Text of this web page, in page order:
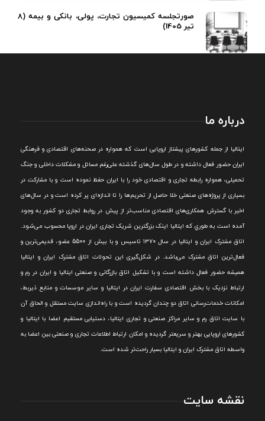
صورتجلسه کمیسیون تجارت، پولی، بانکی و بیمه (8
تیر 1405)
درباره ما
ايتاليا از جمله کشورهای پيشتاز اروپایی است که همواره در صحنه‌های اقتصادی و فرهنگی
ايران حضور فعال داشته و در طول سال‌های گذشته علی‌رغم مسائل و مشکلات داخلی و جنگ
تحميلی، همواره رابطه تجاری و اقتصادی خود را با ايران حفظ نموده است و با مشارکت در
بسياری از پروژه‌های صنعتی خلا حاصل از تحريم‌ها را تا اندازه‌ای پر کرده است و در سال‌های
اخير با گسترش همکاری‌های اقتصادی مناسب‌تر از پيش در روابط تجاری دو کشور به وجود
آمده است به طوري که ايتاليا اينک بزرگترين شريک تجاری ايران در اروپا محسوب می‌شود.
اتاق مشترک ایران و ایتالیا در سال ۱۳۷۰ تاسیس و با بیش از 5500 عضو، قدیمی‌ترین و
فعال‌ترین اتاق مشترک می‌باشد.در شکل‌گيری اين تحولات اتاق مشترک ايران و ايتاليا
هميشه حضور فعال داشته است و با تشکيل اتاق بازرگانی و صنعتی ايتاليا و ايران در رم و
ارتباط نزديک با بخش اقتصادی سفارت ايران در ايتاليا و ساير موسسات و منابع ذيربط،
امکانات خدمات‌رسانی اتاق دو چندان گرديده است و با راه‌اندازی سايت مستقل و الحاق آن
با سايت اتاق رم و ساير مراکز صنعتی و تجاری ايتاليا، دستيابی مستقيم اعضا با ايتاليا و
کشورهای اروپایی بهتر و سريعتر گرديده و امکان ارتباط اطلاعات تجاری و صنعتی بين اعضا به
واسطه اتاق مشترک ایران و ایتالیا بسیار راحت‌تر شده است.
نقشه سایت